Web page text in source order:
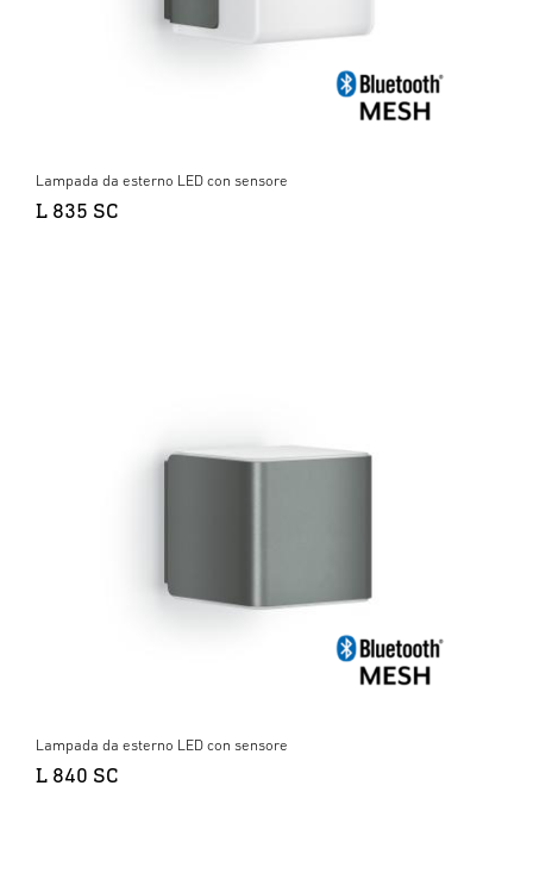
Lampada da esterno LED con sensore
L 835 SC
Lampada da esterno LED con sensore
L 840 SC